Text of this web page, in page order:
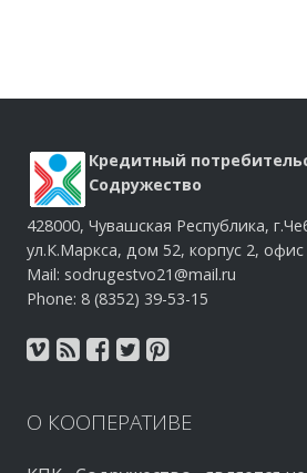
Кредитный
Содружество
428000, Чувашская Республика,
ул.К.Маркса, дом 52, корпус 2, офис
Mail: sodrugestvo21@mail.ru
Phone: 8 (8352) 39-53-15
О КООПЕРАТИВЕ